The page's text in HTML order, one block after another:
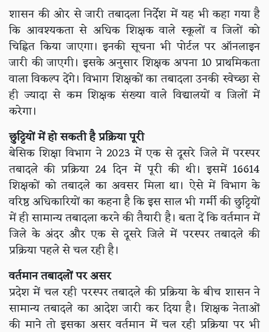
शासन की ओर से जारी तबादला निर्देश में यह भी कहा गया है
कि आवश्यकता से अधिक शिक्षक वाले स्कूलों व जिलों को
चिह्नित किया जाएगा। इनकी सूचना भी पोर्टल पर ऑनलाइन
जारी की जाएगी। इसके अनुसार शिक्षक अपना 10 प्राथमिकता
वाला विकल्प देंगे। विभाग शिक्षकों का तबादला उनकी स्वेच्छा से
ही ज्यादा से कम शिक्षक संख्या वाले विद्यालयों व जिलों में
करेगा।
छुट्टियों में हो सकती है प्रक्रिया पूरी
बेसिक शिक्षा विभाग ने 2023 में एक से दूसरे जिले में परस्पर
तबादले की प्रक्रिया 24 दिन में पूरी की थी। इसमें 16614
शिक्षकों को तबादले का अवसर मिला था। ऐसे में विभाग के
वरिष्ठ अधिकारियों का कहना है कि इस साल भी गर्मी की छुट्टियों
में ही सामान्य तबादला करने की तैयारी है। बता दें कि वर्तमान में
जिले के अंदर और एक से दूसरे जिले में परस्पर तबादले की
प्रक्रिया पहले से चल रही है।
वर्तमान तबादलों पर असर
प्रदेश में चल रही परस्पर तबादले की प्रक्रिया के बीच शासन ने
सामान्य तबादले का आदेश जारी कर दिया है। शिक्षक नेताओं
की माने तो इसका असर वर्तमान में चल रही प्रक्रिया पर भी